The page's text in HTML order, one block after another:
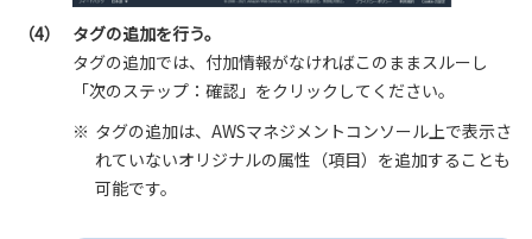
（4）
タグの追加を行う。
タグの追加では、付加情報がなければこのままスルーし
「次のステップ：確認」をクリックしてください。
※ タグの追加は、AWSマネジメントコンソール上で表示さ
れていないオリジナルの属性（項目）を追加することも
可能です。